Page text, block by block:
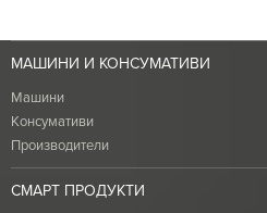
МАШИНИ И КОНСУМАТИВИ
Машини
Консумативи
Производители
СМАРТ ПРОДУКТИ